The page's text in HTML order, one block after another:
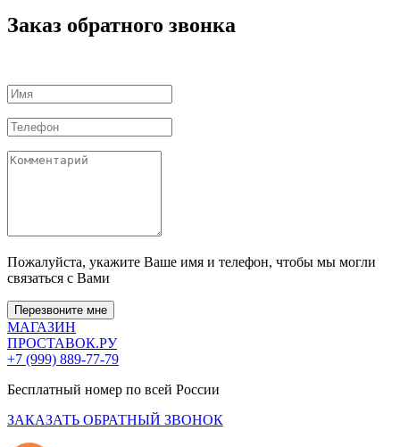
Заказ обратного звонка
Пожалуйста, укажите Ваше имя и телефон, чтобы мы могли
связаться с Вами
Перезвоните мне
МАГАЗИН
ПРОСТАВОК.РУ
+7 (999) 889-77-79
Бесплатный номер по всей России
ЗАКАЗАТЬ ОБРАТНЫЙ ЗВОНОК